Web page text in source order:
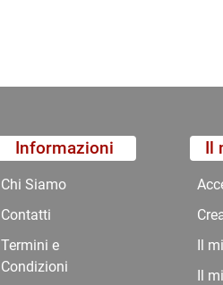
Informazioni
Chi Siamo
Contatti
Termini e
Condizioni
Il
Il
Il